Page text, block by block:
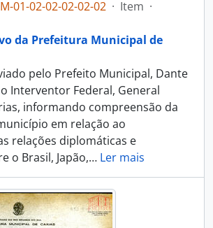
01-02-02-02-02-02 · Item ·
da Prefeitura Municipal de
pelo Prefeito Municipal, Dante
Interventor Federal, General
informando compreensão da
em relação ao
relações diplomáticas e
o Brasil, Japão,… Ler mais